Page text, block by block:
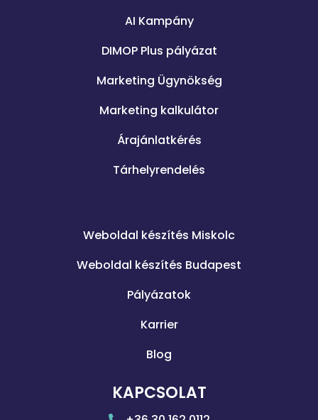
AI Kampány
DIMOP Plus pályázat
Marketing Ügynökség
Marketing kalkulátor
Árajánlatkérés
Tárhelyrendelés
Weboldal készítés Miskolc
Weboldal készítés Budapest
Pályázatok
Karrier
Blog
KAPCSOLAT